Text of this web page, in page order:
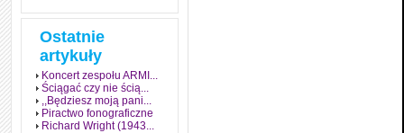
Ostatnie
artykuły
Koncert zespołu ARMI...
Ściągać czy nie ścią...
,,Będziesz moją pani...
Piractwo fonograficzne
Richard Wright (1943...